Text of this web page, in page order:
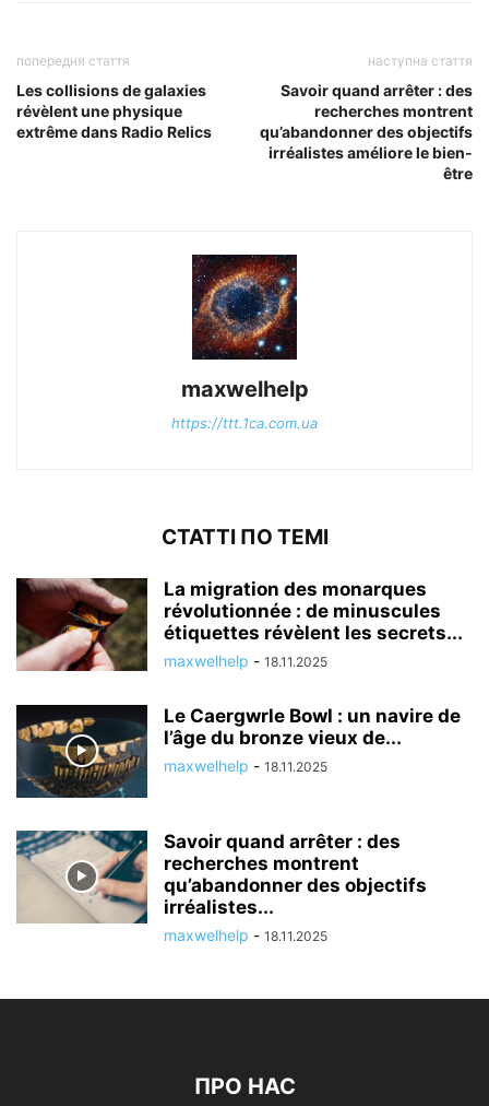
попередня стаття
Les collisions de galaxies
révèlent une physique
extrême dans Radio Relics
наступна стаття
Savoir quand arrêter : des
recherches montrent
qu’abandonner des objectifs
irréalistes améliore le bien-
être
maxwelhelp
https://ttt.1ca.com.ua
СТАТТІ ПО ТЕМІ
La migration des monarques
révolutionnée : de minuscules
étiquettes révèlent les secrets...
maxwelhelp - 18.11.2025
Le Caergwrle Bowl : un navire de
l’âge du bronze vieux de...
maxwelhelp - 18.11.2025
Savoir quand arrêter : des
recherches montrent
qu’abandonner des objectifs
irréalistes...
maxwelhelp - 18.11.2025
ПРО НАС